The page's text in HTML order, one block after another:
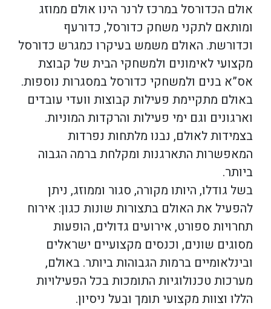
אולם הכדורסל במרכז לרנר הינו אולם ממוזג
ומותאם לתקני משחק כדורסל, כדורעף
וכדורשת. האולם משמש בעיקרו כמגרש כדורסל
מקצועי לאימונים ולמשחקי הבית של קבוצת
אס”א בנים ולמשחקי כדורסל במסגרות נוספות.
באולם מתקיימת פעילות קבוצות וועדי עובדים
וארגונים וגם ימי פעילות והרקדות המוניות.
בצמידות לאולם, נבנו מלתחות נפרדות
המאפשרות התארגנות ומקלחת ברמה הגבוה
ביותר.
בשל גודלו, היותו מקורה, סגור וממוזג, ניתן
להפעיל את האולם בתצורות שונות כגון: אירוח
תחרויות ספורט, אירועים גדולים, הופעות
מסוגים שונים, וכנסים מקצועיים ישראלים
ובינלאומיים ברמות הגבוהות ביותר. באולם,
מערכות טכנולוגיות התומכות בכל הפעילויות
הללו וצוות מקצועי תומך ובעל ניסיון.